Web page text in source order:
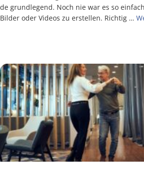
de grund­le­gend. Noch nie war es so
Bil­der oder Vide­os zu erstel­len. Rich­tig …